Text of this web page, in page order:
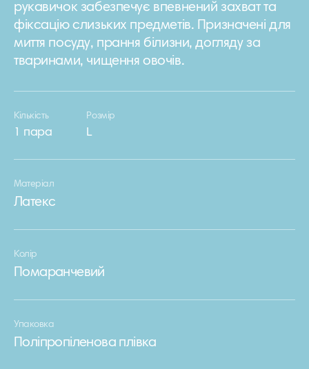
рукавичок забезпечує впевнений захват та
фіксацію слизьких предметів. Призначені для
миття посуду, прання білизни, догляду за
тваринами, чищення овочів.
Кількість
1 пара
Розмір
L
Матеріал
Латекс
Колір
Помаранчевий
Упаковка
Поліпропіленова плівка